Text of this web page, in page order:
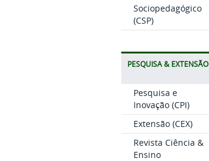
Sociopedagógico
(CSP)
PESQUISA & EXTENSÃO
Pesquisa e
Inovação (CPI)
Extensão (CEX)
Revista Ciência &
Ensino